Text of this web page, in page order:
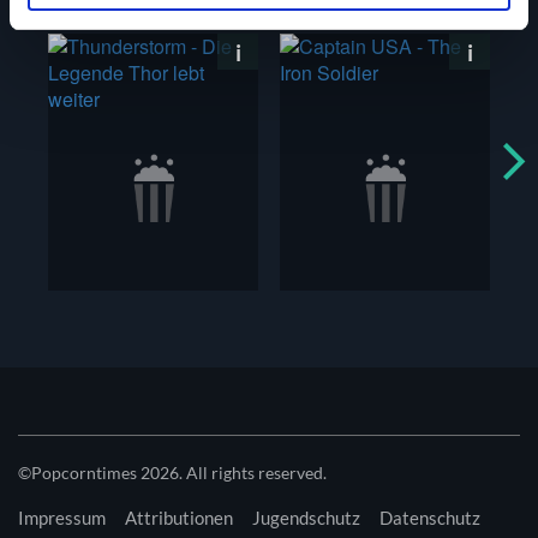
verwenden Cookies, um Inhalte und Anzeigen
auszuspielen und zu personalisieren, Funktionen für
soziale Medien anbieten zu können und die Zugriffe auf
unsere Partner für soziale Medien, Werbung und
Analysen weiter. Unsere Partner führen diese
©Popcorntimes 2026. All rights reserved.
Impressum Attributionen Jugendschutz Datenschutz